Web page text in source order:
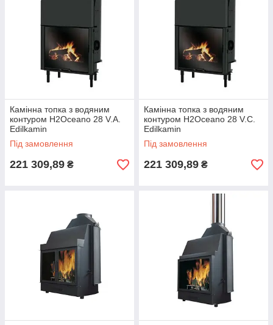
Камінна топка з водяним
контуром H2Oceano 28 V.A.
Edilkamin
Під замовлення
221 309,89 ₴
Камінна топка з водяним
контуром H2Oceano 28 V.С.
Edilkamin
Під замовлення
221 309,89 ₴